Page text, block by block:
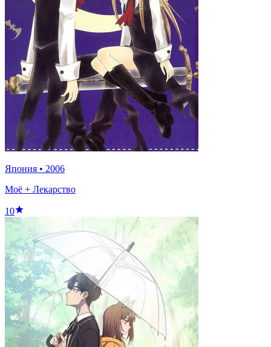
Япония • 2006
Моё + Лекарство
10